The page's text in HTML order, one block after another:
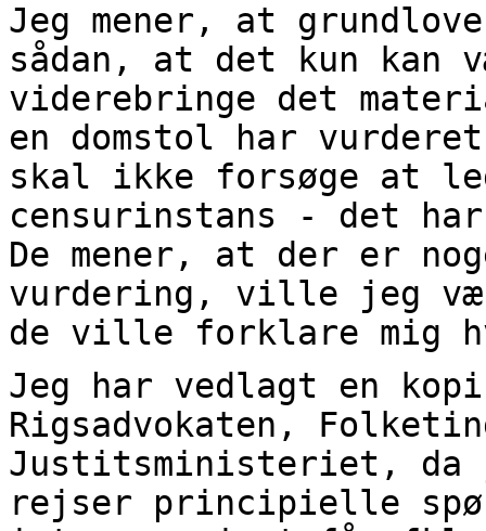
Jeg mener, at
sådan, at det kun kan
viderebringe det
en domstol har
skal ikke forsøge at
censurinstans - det
De mener, at der er
vurdering, ville jeg
de ville forklare mig
Jeg har vedlagt en
Rigsadvokaten,
Justitsministeriet, da
rejser principielle